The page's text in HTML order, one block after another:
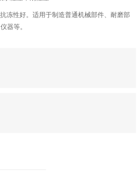
冻性好。适用于制造普通机械部件、耐磨部
器等。